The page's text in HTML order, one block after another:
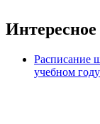
Интересное
Расписание
учебном году